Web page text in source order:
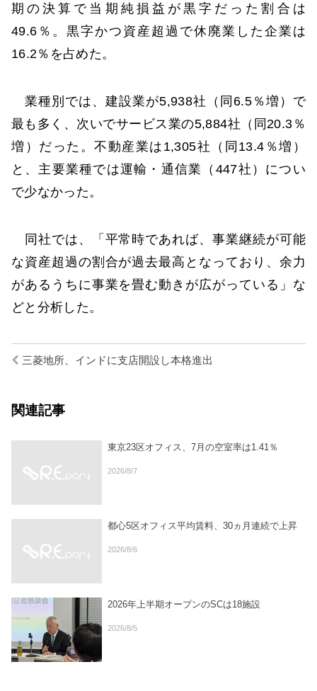
期の決算で当期純損益が黒字だった割合は
49.6％。黒字かつ資産超過で休廃業した企業は
16.2％を占めた。
業種別では、建設業が5,938社（同6.5％増）で
最も多く、次いでサービス業の5,884社（同20.3％
増）だった。不動産業は1,305社（同13.4％増）
と、主要業種では運輸・通信業（447社）につい
で少なかった。
同社では、「平常時であれば、事業継続が可能
な資産超過の割合が過去最高となっており、余力
があるうちに事業を畳む動きが広がっている」な
どと分析した。
三菱地所、インドに支店開設し本格進出
関連記事
東京23区オフィス、7月の空室率は1.41％
2026/8/7
都心5区オフィス平均賃料、30ヵ月連続で上昇
2026/8/6
2026年上半期オープンのSCは18施設
2026/8/5